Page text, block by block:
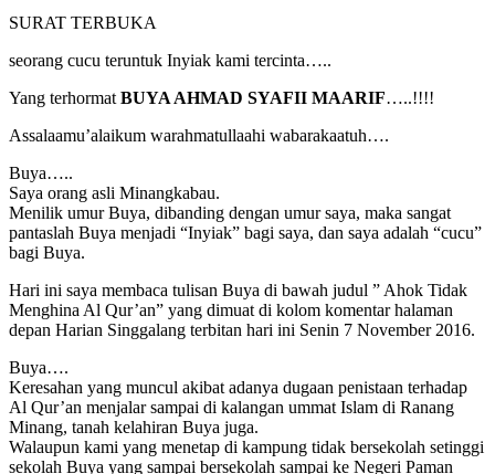
SURAT TERBUKA
seorang cucu teruntuk Inyiak kami tercinta…..
Yang terhormatBUYA AHMAD SYAFII MAARIF…..!!!!
Assalaamu’alaikum warahmatullaahi wabarakaatuh….
Buya…..
Saya orang asli Minangkabau.
Menilik umur Buya, dibanding dengan umur saya, maka sangat
pantaslah Buya menjadi “Inyiak” bagi saya, dan saya adalah “cucu”
bagi Buya.
Hari ini saya membaca tulisan Buya di bawah judul ” Ahok Tidak
Menghina Al Qur’an” yang dimuat di kolom komentar halaman
depan Harian Singgalang terbitan hari ini Senin 7 November 2016.
Buya….
Keresahan yang muncul akibat adanya dugaan penistaan terhadap
Al Qur’an menjalar sampai di kalangan ummat Islam di Ranang
Minang, tanah kelahiran Buya juga.
Walaupun kami yang menetap di kampung tidak bersekolah setinggi
sekolah Buya yang sampai bersekolah sampai ke Negeri Paman